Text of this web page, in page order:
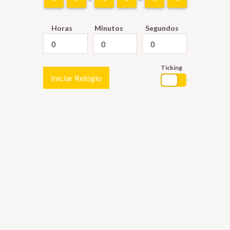
Horas Minutos Segundos
Iniciar Relógio
Ticking